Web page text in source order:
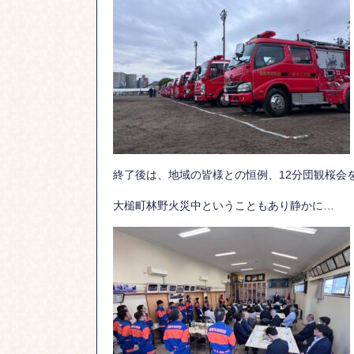
終了後は、地域の皆様との恒例、12分団観桜会
大槌町林野火災中ということもあり静かに…